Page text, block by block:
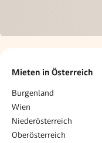
Mieten in Österreich
Burgenland
Wien
Niederösterreich
Oberösterreich